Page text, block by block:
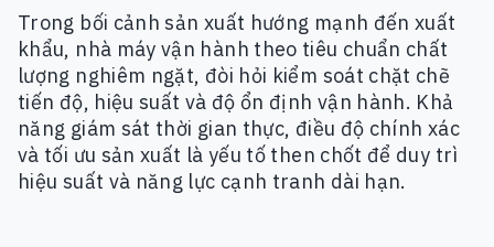
Trong bối cảnh sản xuất hướng mạnh đến xuất
khẩu, nhà máy vận hành theo tiêu chuẩn chất
lượng nghiêm ngặt, đòi hỏi kiểm soát chặt chẽ
tiến độ, hiệu suất và độ ổn định vận hành. Khả
năng giám sát thời gian thực, điều độ chính xác
và tối ưu sản xuất là yếu tố then chốt để duy trì
hiệu suất và năng lực cạnh tranh dài hạn.